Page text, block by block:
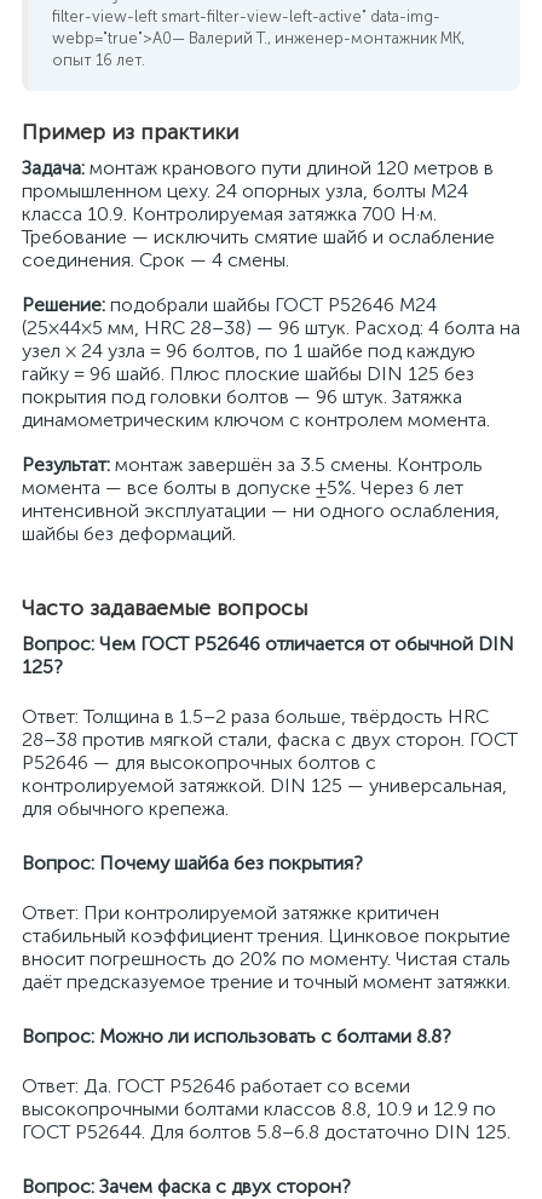
— Валерий Т., инженер-монтажник МК,
опыт 16 лет.
Пример из практики
Задача: монтаж кранового пути длиной 120 метров в
промышленном цеху. 24 опорных узла, болты M24
класса 10.9. Контролируемая затяжка 700 Н·м.
Требование — исключить смятие шайб и ослабление
соединения. Срок — 4 смены.
Решение: подобрали шайбы ГОСТ Р52646 M24
(25×44×5 мм, HRC 28–38) — 96 штук. Расход: 4 болта на
узел × 24 узла = 96 болтов, по 1 шайбе под каждую
гайку = 96 шайб. Плюс плоские шайбы DIN 125 без
покрытия под головки болтов — 96 штук. Затяжка
динамометрическим ключом с контролем момента.
Результат: монтаж завершён за 3.5 смены. Контроль
момента — все болты в допуске ±5%. Через 6 лет
интенсивной эксплуатации — ни одного ослабления,
шайбы без деформаций.
Часто задаваемые вопросы
Вопрос: Чем ГОСТ Р52646 отличается от обычной DIN
125?
Ответ: Толщина в 1.5–2 раза больше, твёрдость HRC
28–38 против мягкой стали, фаска с двух сторон. ГОСТ
Р52646 — для высокопрочных болтов с
контролируемой затяжкой. DIN 125 — универсальная,
для обычного крепежа.
Вопрос: Почему шайба без покрытия?
Ответ: При контролируемой затяжке критичен
стабильный коэффициент трения. Цинковое покрытие
вносит погрешность до 20% по моменту. Чистая сталь
даёт предсказуемое трение и точный момент затяжки.
Вопрос: Можно ли использовать с болтами 8.8?
Ответ: Да. ГОСТ Р52646 работает со всеми
высокопрочными болтами классов 8.8, 10.9 и 12.9 по
ГОСТ Р52644. Для болтов 5.8–6.8 достаточно DIN 125.
Вопрос: Зачем фаска с двух сторон?